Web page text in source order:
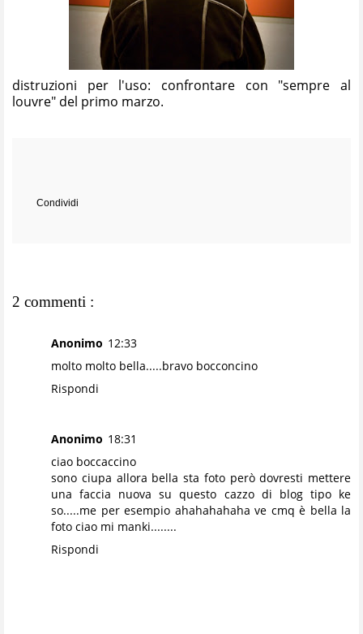
distruzioni per l'uso: confrontare con "sempre al
louvre" del primo marzo.
Condividi
2 commenti :
Anonimo 12:33
molto molto bella.....bravo bocconcino
Rispondi
Anonimo 18:31
ciao boccaccino
sono ciupa allora bella sta foto però dovresti mettere
una faccia nuova su questo cazzo di blog tipo ke
so.....me per esempio ahahahahaha ve cmq è bella la
foto ciao mi manki........
Rispondi